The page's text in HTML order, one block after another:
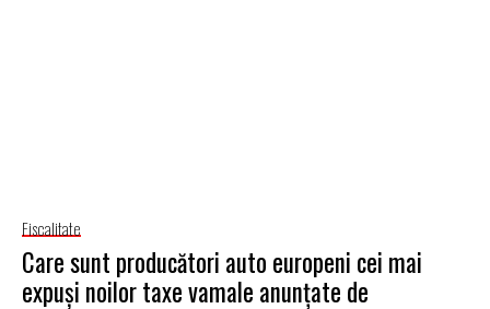
Fiscalitate
Care sunt producători auto europeni cei mai
expuși noilor taxe vamale anunțate de